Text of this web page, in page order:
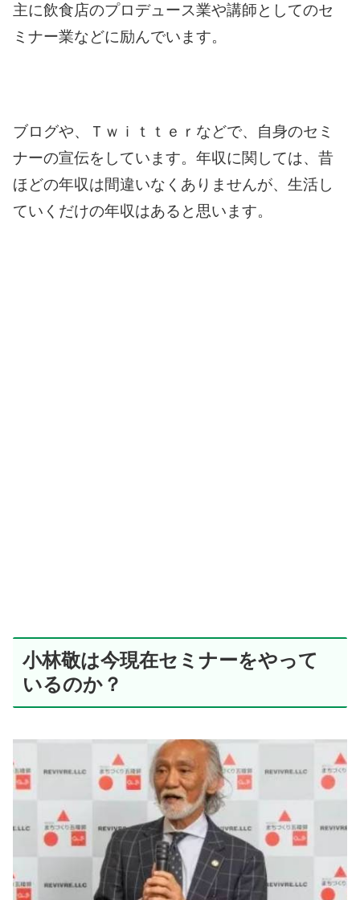
主に飲食店のプロデュース業や講師としてのセ
ミナー業などに励んでいます。
ブログや、Ｔｗｉｔｔｅｒなどで、自身のセミ
ナーの宣伝をしています。 年収に関しては、昔
ほどの年収は間違いなくありませんが、生活し
ていくだけの年収はあると思います。
小林敬は今現在セミナーをやって
いるのか？